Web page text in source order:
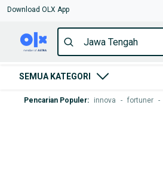
Download OLX App
SEMUA KATEGORI
Pencarian Populer: innova - fortuner -